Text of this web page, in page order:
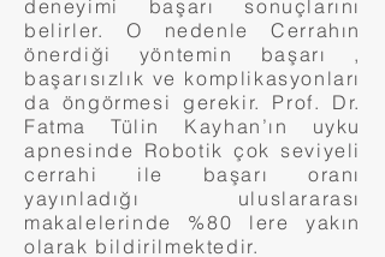
deneyimi başarı sonuçlarını
belirler. O nedenle Cerrahın
önerdiği yöntemin başarı ,
başarısızlık ve komplikasyonları
da öngörmesi gerekir. Prof. Dr.
Fatma Tülin Kayhan’ın uyku
apnesinde Robotik çok seviyeli
cerrahi ile başarı oranı
yayınladığı uluslararası
makalelerinde %80 lere yakın
olarak bildirilmektedir.